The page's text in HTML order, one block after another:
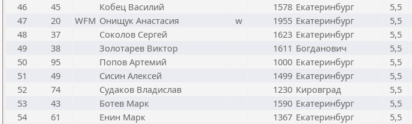
46
45 Кобец Василий 1578 Екатеринбург 5,5
47
20 WFM Онищук Анастасия w 1955 Екатеринбург 5,5
48
37 Соколов Сергей 1623 Екатеринбург 5,5
49
38 Золотарев Виктор 1611 Богданович 5,5
50
95 Попов Артемий 1000 Екатеринбург 5,5
51
49 Сисин Алексей 1499 Екатеринбург 5,5
52
74 Судаков Владислав 1230 Кировград 5,5
53
43 Ботев Марк 1590 Екатеринбург 5,5
54
61 Енин Марк 1367 Екатеринбург 5,5